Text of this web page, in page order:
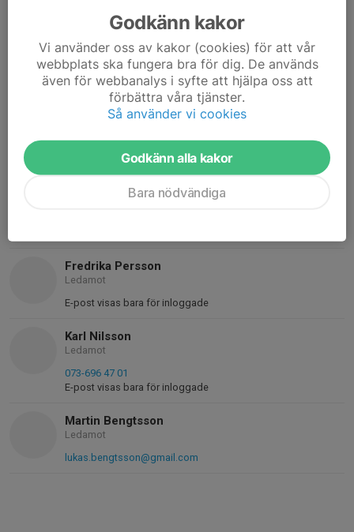
Eva-Lena Landmark
Ordförande
Mobil visas bara för inloggade
E-post visas bara för inloggade
Clara Edvinsson Almstedt
E-post visas bara för inloggade
Therese Landmark
Fredrika Persson
Ledamot
E-post visas bara för inloggade
Karl Nilsson
Ledamot
073-696 47 01
E-post visas bara för inloggade
Martin Bengtsson
Ledamot
lukas.bengtsson@gmail.com
Godkänn kakor
Vi använder oss av kakor (cookies) för att vår
webbplats ska fungera bra för dig. De används
även för webbanalys i syfte att hjälpa oss att
förbättra våra tjänster.
Så använder vi cookies
Godkänn alla kakor
Bara nödvändiga